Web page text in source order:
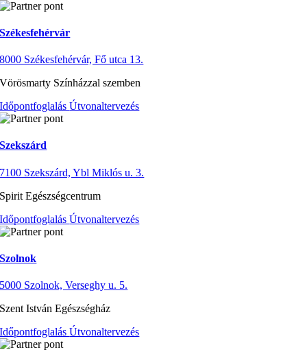
Székesfehérvár
8000 Székesfehérvár, Fő utca 13.
Vörösmarty Színházzal szemben
IdőpontfoglalásÚtvonaltervezés
Szekszárd
7100 Szekszárd, Ybl Miklós u. 3.
Spirit Egészségcentrum
IdőpontfoglalásÚtvonaltervezés
Szolnok
5000 Szolnok, Verseghy u. 5.
Szent István Egészségház
IdőpontfoglalásÚtvonaltervezés